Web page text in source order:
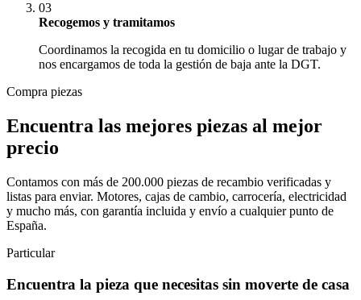
03
Recogemos y tramitamos
Coordinamos la recogida en tu domicilio o lugar de trabajo y
nos encargamos de toda la gestión de baja ante la DGT.
Compra piezas
Encuentra las mejores piezas al mejor
precio
Contamos con más de 200.000 piezas de recambio verificadas y
listas para enviar. Motores, cajas de cambio, carrocería, electricidad
y mucho más, con garantía incluida y envío a cualquier punto de
España.
Particular
Encuentra la pieza que necesitas sin moverte de casa